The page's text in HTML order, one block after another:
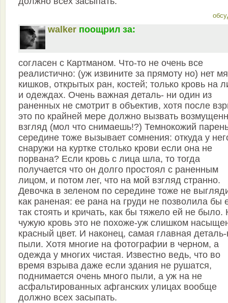
walker поощрил за:
согласен с Картманом. Что-то не очень все
реалистично: (уж извините за прямоту но) нет
кишков, открытых ран, костей; только кровь на
и одеждах. Очень важная деталь- ни один из
раненных не смотрит в объектив, хотя после
это по крайней мере должно вызвать
взгляд (мол что снимаешь!?) Темнокожий
середине тоже вызывает сомнения: откуда у
снаружи на куртке столько крови если она не
порвана? Если кровь с лица шла, то тогда
получается что он долго простоял с раненным
лицом, и потом лег, что на мой взгляд странно.
Девочка в зеленом по середине тоже не
как раненая: ее рана на груди не позволила бы
так стоять и кричать, как бы тяжело ей не было.
чужую кровь это не похоже-уж слишком
красный цвет. И наконец, самая главная деталь-
пыли. Хотя многие на фотографии в черном, а
одежда у многих чистая. Известно ведь, что во
время взрыва даже если здания не рушатся,
поднимается очень много пыли, а уж на не
асфальтированных афганских улицах вообще
должно всех засыпать.